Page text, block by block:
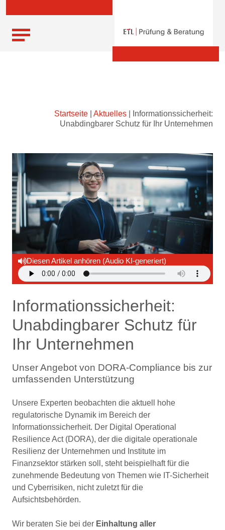
Startseite Aktuelles
Informationssicherheit:
Unabdingbarer Schutz für Ihr Unternehmen
Diesen Artikel anhören (Audio KI-generiert)
Informationssicherheit:
Unabdingbarer Schutz für
Ihr Unternehmen
Unser Angebot von DORA-Compliance bis zur
umfassenden Unterstützung
Unsere Experten beobachten die aktuell hohe
regulatorische Dynamik im Bereich der
Informationssicherheit. Der Digital Operational
Resilience Act (DORA), der die digitale operationale
Resilienz der Unternehmen und Institute im
Finanzsektor stärken soll, steht beispielhaft für die
zunehmende Bedeutung von Themen wie IT-Sicherheit
und Cyberrisiken, nicht zuletzt für die
Aufsichtsbehörden.
Wir beraten Sie bei der Einhaltung aller